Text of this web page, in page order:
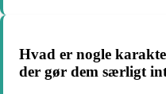
Hvad er nogle
der gør dem særligt